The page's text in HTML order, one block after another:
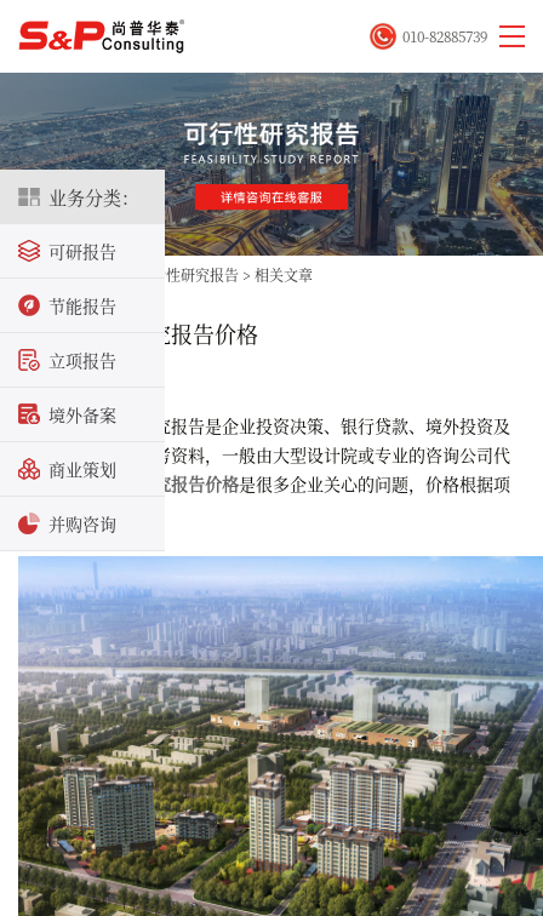
业务分类：
可研报告
节能报告
立项报告
境外备案
商业策划
并购咨询
010-82885739
可行性研究报告 > 相关文章
项目可行性研究报告价格
2025-12-15
项目可行性研究报告是企业投资决策、银行贷款、境外投资及
投资决策的重要参考资料，一般由大型设计院或专业的咨询公司代
写。项目可行性研究报告价格是很多企业关心的问题，价格根据项
目的情况评估。